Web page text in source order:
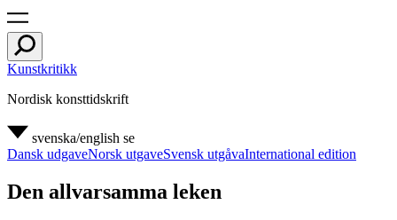
Kunstkritikk
Nordisk konsttidskrift
svenska/english se
Dansk udgaveNorsk utgaveSvensk utgåvaInternational edition
Den allvarsamma leken